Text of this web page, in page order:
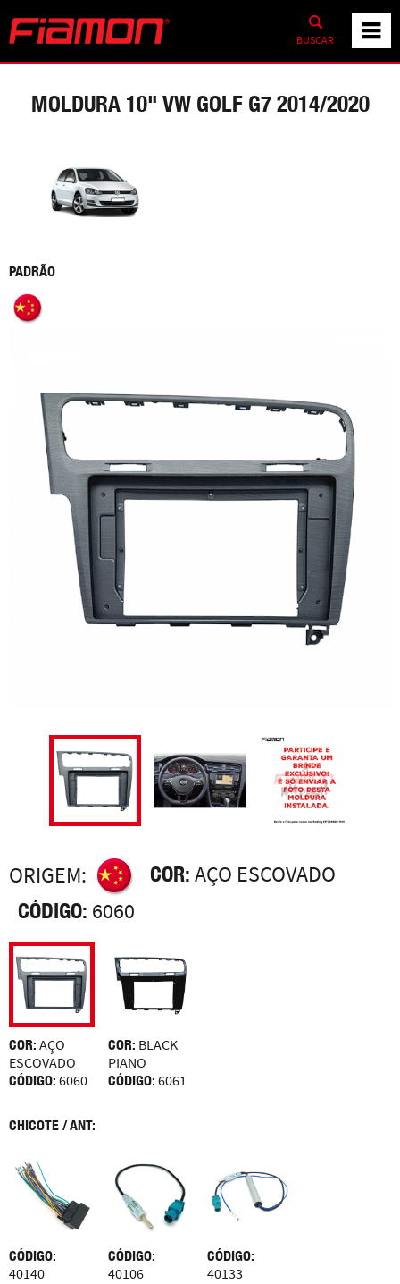
BUSCAR
MOLDURA 10" VW GOLF G7 2014/2020
PADRÃO
ORIGEM: COR: AÇO ESCOVADO
CÓDIGO: 6060
COR: AÇO
ESCOVADO
CÓDIGO: 6060
COR: BLACK
PIANO
CÓDIGO: 6061
CHICOTE / ANT:
CÓDIGO:
40140
CÓDIGO:
40106
CÓDIGO:
40133